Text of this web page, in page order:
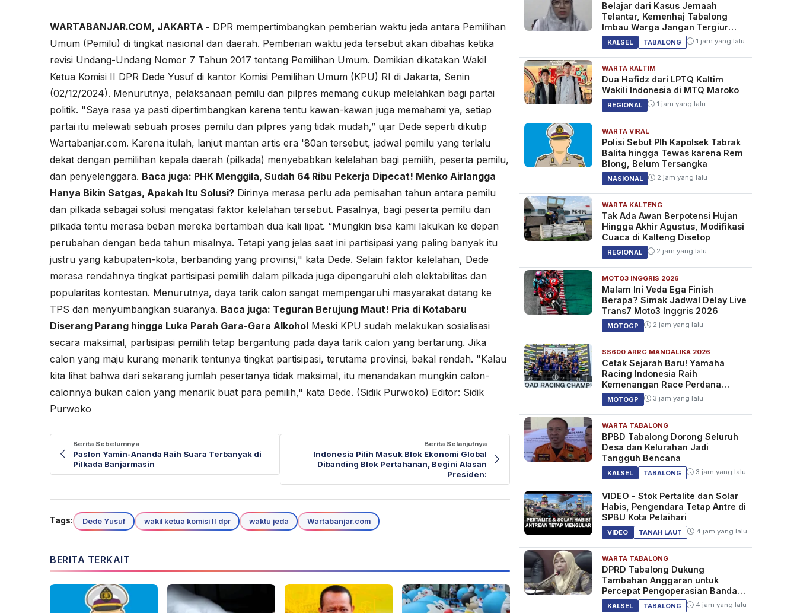
WARTABANJAR.COM, JAKARTA - DPR mempertimbangkan pemberian waktu jeda antara Pemilihan
Umum (Pemilu) di tingkat nasional dan daerah. Pemberian waktu jeda tersebut akan dibahas ketika
revisi Undang-Undang Nomor 7 Tahun 2017 tentang Pemilihan Umum. Demikian dikatakan Wakil
Ketua Komisi II DPR Dede Yusuf di kantor Komisi Pemilihan Umum (KPU) RI di Jakarta, Senin
(02/12/2024). Menurutnya, pelaksanaan pemilu dan pilpres memang cukup melelahkan bagi partai
politik. "Saya rasa ya pasti dipertimbangkan karena tentu kawan-kawan juga memahami ya, setiap
partai itu melewati sebuah proses pemilu dan pilpres yang tidak mudah,” ujar Dede seperti dikutip
Wartabanjar.com. Karena itulah, lanjut mantan artis era '80an tersebut, jadwal pemilu yang terlalu
dekat dengan pemilihan kepala daerah (pilkada) menyebabkan kelelahan bagi pemilih, peserta pemilu,
dan penyelenggara. Baca juga: PHK Menggila, Sudah 64 Ribu Pekerja Dipecat! Menko Airlangga
Hanya Bikin Satgas, Apakah Itu Solusi? Dirinya merasa perlu ada pemisahan tahun antara pemilu
dan pilkada sebagai solusi mengatasi faktor kelelahan tersebut. Pasalnya, bagi peserta pemilu dan
pilkada tentu merasa beban mereka bertambah dua kali lipat. “Mungkin bisa kami lakukan ke depan
perubahan dengan beda tahun misalnya. Tetapi yang jelas saat ini partisipasi yang paling banyak itu
justru yang kabupaten-kota, berbanding yang provinsi," kata Dede. Selain faktor kelelahan, Dede
merasa rendahnya tingkat partisipasi pemilih dalam pilkada juga dipengaruhi oleh elektabilitas dan
popularitas kontestan. Menurutnya, daya tarik calon sangat mempengaruhi masyarakat datang ke
TPS dan menyumbangkan suaranya. Baca juga: Teguran Berujung Maut! Pria di Kotabaru
Diserang Parang hingga Luka Parah Gara-Gara Alkohol Meski KPU sudah melakukan sosialisasi
secara maksimal, partisipasi pemilih tetap bergantung pada daya tarik calon yang bertarung. Jika
calon yang maju kurang menarik tentunya tingkat partisipasi, terutama provinsi, bakal rendah. "Kalau
kita lihat bahwa dari sekarang jumlah pesertanya tidak maksimal, itu menandakan mungkin calon-
calonnya bukan calon yang menarik buat para pemilih," kata Dede. (Sidik Purwoko) Editor: Sidik
Purwoko
Berita Sebelumnya
Paslon Yamin-Ananda Raih Suara Terbanyak di
Pilkada Banjarmasin
Berita Selanjutnya
Indonesia Pilih Masuk Blok Ekonomi Global
Dibanding Blok Pertahanan, Begini Alasan
Presiden:
Tags: Dede Yusuf wakil ketua komisi II dpr waktu jeda Wartabanjar.com
BERITA TERKAIT
Belajar dari Kasus Jemaah
Telantar, Kemenhaj Tabalong
Imbau Warga Jangan Tergiur
Umrah Murah
KALSEL TABALONG 1 jam yang lalu
WARTA KALTIM
Dua Hafidz dari LPTQ Kaltim
Wakili Indonesia di MTQ Maroko
REGIONAL 1 jam yang lalu
WARTA VIRAL
Polisi Sebut Plh Kapolsek Tabrak
Balita hingga Tewas karena Rem
Blong, Belum Tersangka
NASIONAL 2 jam yang lalu
WARTA KALTENG
Tak Ada Awan Berpotensi Hujan
Hingga Akhir Agustus, Modifikasi
Cuaca di Kalteng Disetop
REGIONAL 2 jam yang lalu
MOTO3 INGGRIS 2026
Malam Ini Veda Ega Finish
Berapa? Simak Jadwal Delay Live
Trans7 Moto3 Inggris 2026
MOTOGP 2 jam yang lalu
SS600 ARRC MANDALIKA 2026
Cetak Sejarah Baru! Yamaha
Racing Indonesia Raih
Kemenangan Race Perdana
SS600 ARRC
MOTOGP 3 jam yang lalu
WARTA TABALONG
BPBD Tabalong Dorong Seluruh
Desa dan Kelurahan Jadi
Tangguh Bencana
KALSEL TABALONG 3 jam yang lalu
VIDEO - Stok Pertalite dan Solar
Habis, Pengendara Tetap Antre di
SPBU Kota Pelaihari
VIDEO TANAH LAUT 4 jam yang lalu
WARTA TABALONG
DPRD Tabalong Dukung
Tambahan Anggaran untuk
Percepat Pengoperasian Bandara
Warukin
KALSEL TABALONG 4 jam yang lalu